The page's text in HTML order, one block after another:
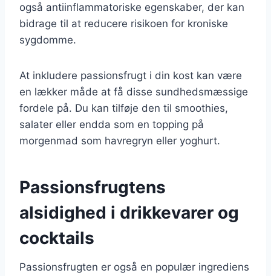
også antiinflammatoriske egenskaber, der kan
bidrage til at reducere risikoen for kroniske
sygdomme.
At inkludere passionsfrugt i din kost kan være
en lækker måde at få disse sundhedsmæssige
fordele på. Du kan tilføje den til smoothies,
salater eller endda som en topping på
morgenmad som havregryn eller yoghurt.
Passionsfrugtens
alsidighed i drikkevarer og
cocktails
Passionsfrugten er også en populær ingrediens